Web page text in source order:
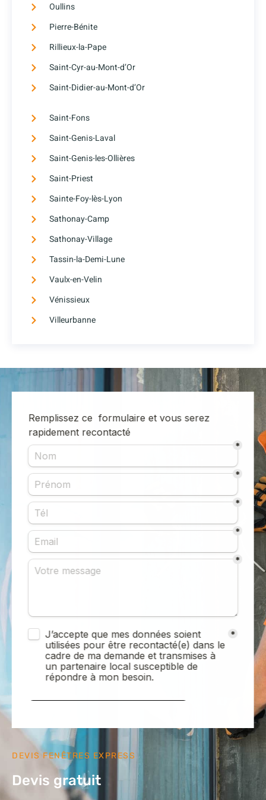
Oullins
Pierre-Bénite
Rillieux-la-Pape
Saint-Cyr-au-Mont-d’Or
Saint-Didier-au-Mont-d’Or
Saint-Fons
Saint-Genis-Laval
Saint-Genis-les-Ollières
Saint-Priest
Sainte-Foy-lès-Lyon
Sathonay-Camp
Sathonay-Village
Tassin-la-Demi-Lune
Vaulx-en-Velin
Vénissieux
Villeurbanne
DEVIS FENÊTRES EXPRESS
Devis gratuit